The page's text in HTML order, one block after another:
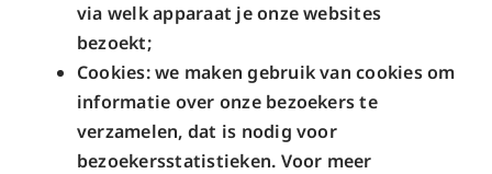
via welk apparaat je onze websites
bezoekt;
Cookies: we maken gebruik van cookies om
informatie over onze bezoekers te
verzamelen, dat is nodig voor
bezoekersstatistieken. Voor meer